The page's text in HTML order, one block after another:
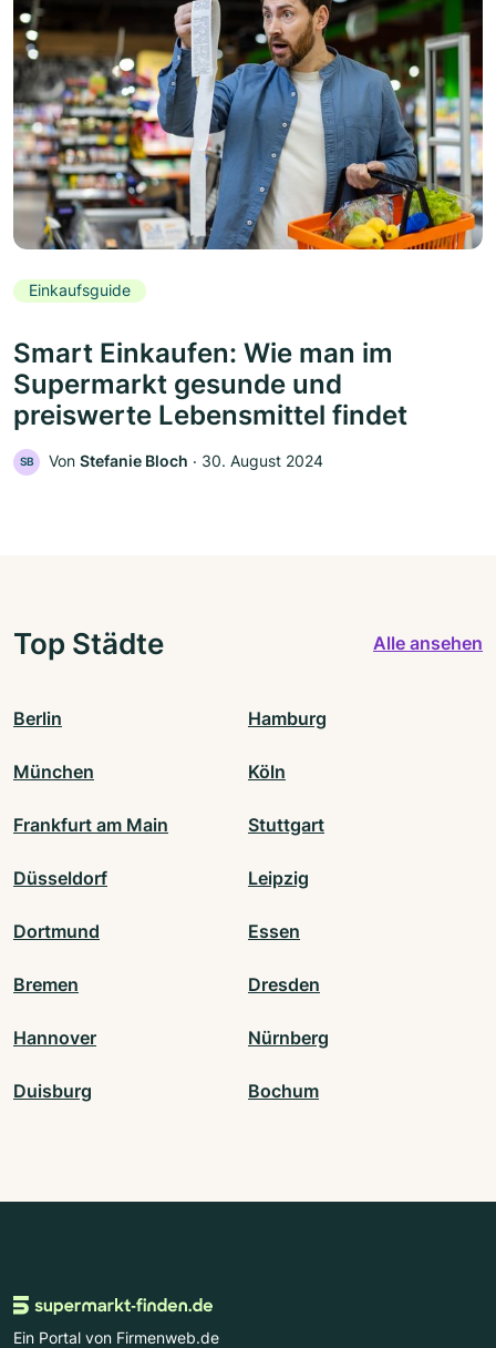
Einkaufsguide
Smart Einkaufen: Wie man im
Supermarkt gesunde und
preiswerte Lebensmittel findet
SB Von Stefanie Bloch ‧ 30. August 2024
Top Städte Alle ansehen
Berlin Hamburg
München Köln
Frankfurt am Main Stuttgart
Düsseldorf Leipzig
Dortmund Essen
Bremen Dresden
Hannover Nürnberg
Duisburg Bochum
Ein Portal von Firmenweb.de